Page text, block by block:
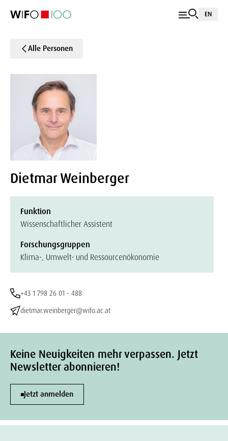
EN
Alle Personen
Dietmar Weinberger
Funktion
Wissenschaftlicher Assistent
Forschungsgruppen
Klima-, Umwelt- und Ressourcenökonomie
+43 1 798 26 01 - 488
dietmar.weinberger@wifo.ac.at
Keine Neuigkeiten mehr verpassen. Jetzt
Newsletter abonnieren!
Jetzt anmelden